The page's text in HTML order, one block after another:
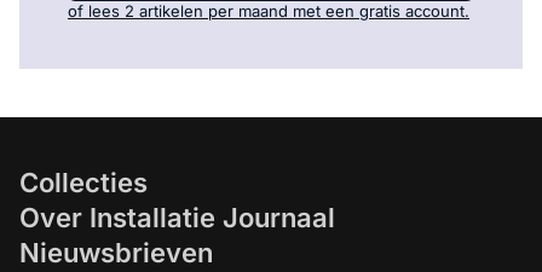
of lees 2 artikelen per maand met een gratis account.
Collecties
Over Installatie Journaal
Nieuwsbrieven